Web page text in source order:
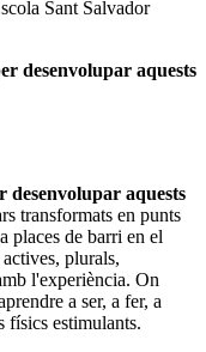
Sant Salvador
desenvolupar aquests
aquests
transformats en punts
places de barri en el
plurals,
l'experiència. On
a ser, a fer, a
físics estimulants.